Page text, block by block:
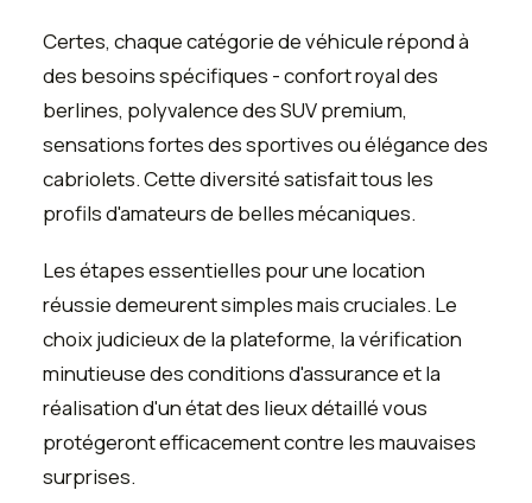
Certes, chaque catégorie de véhicule répond à
des besoins spécifiques - confort royal des
berlines, polyvalence des SUV premium,
sensations fortes des sportives ou élégance des
cabriolets. Cette diversité satisfait tous les
profils d'amateurs de belles mécaniques.
Les étapes essentielles pour une location
réussie demeurent simples mais cruciales. Le
choix judicieux de la plateforme, la vérification
minutieuse des conditions d'assurance et la
réalisation d'un état des lieux détaillé vous
protégeront efficacement contre les mauvaises
surprises.